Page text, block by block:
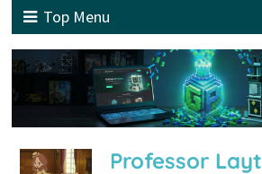
Top Menu
Professor